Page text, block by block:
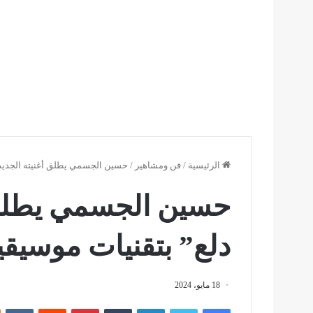
الرئيسية / فن ومشاهير / حسين الجسمي يطلق أغنيته
حسين الجسمي يطلق
دلع” بتقنيات
18 مايو، 2024
فيسبوك تويتر لينكدإن بينتيريست